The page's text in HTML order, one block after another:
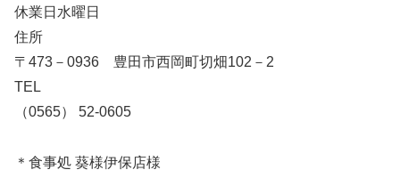
休業日水曜日
住所
〒473－0936 豊田市西岡町切畑102－2
TEL
（0565） 52-0605
＊食事処 葵様伊保店様